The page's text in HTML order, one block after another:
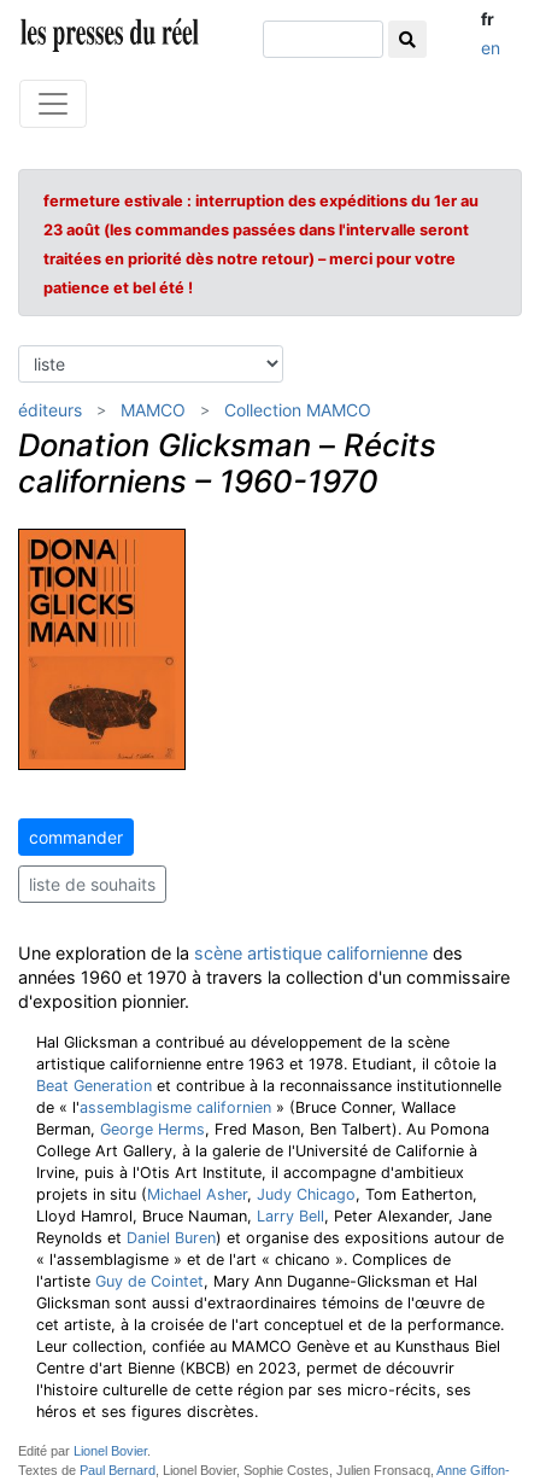
fr
en
fermeture estivale : interruption des expéditions du 1er au
23 août (les commandes passées dans l'intervalle seront
traitées en priorité dès notre retour) – merci pour votre
patience et bel été !
éditeurs MAMCO Collection MAMCO
Donation Glicksman – Récits
californiens – 1960-1970
commander
liste de souhaits
Une exploration de la scène artistique californienne des
années 1960 et 1970 à travers la collection d'un commissaire
d'exposition pionnier.
Hal Glicksman a contribué au développement de la scène
artistique californienne entre 1963 et 1978. Etudiant, il côtoie la
Beat Generation et contribue à la reconnaissance institutionnelle
de « l'assemblagisme californien » (Bruce Conner, Wallace
Berman, George Herms, Fred Mason, Ben Talbert). Au Pomona
College Art Gallery, à la galerie de l'Université de Californie à
Irvine, puis à l'Otis Art Institute, il accompagne d'ambitieux
projets in situ (Michael Asher, Judy Chicago, Tom Eatherton,
Lloyd Hamrol, Bruce Nauman, Larry Bell, Peter Alexander, Jane
Reynolds et Daniel Buren) et organise des expositions autour de
« l'assemblagisme » et de l'art « chicano ». Complices de
l'artiste Guy de Cointet, Mary Ann Duganne-Glicksman et Hal
Glicksman sont aussi d'extraordinaires témoins de l'œuvre de
cet artiste, à la croisée de l'art conceptuel et de la performance.
Leur collection, confiée au MAMCO Genève et au Kunsthaus Biel
Centre d'art Bienne (KBCB) en 2023, permet de découvrir
l'histoire culturelle de cette région par ses micro-récits, ses
héros et ses figures discrètes.
Edité par Lionel Bovier.
Textes de Paul Bernard , Lionel Bovier, Sophie Costes, Julien Fronsacq, Anne Giffon-